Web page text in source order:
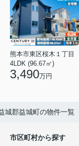
熊本市東区桜木１丁目
4LDK (96.67㎡)
3,490万円
城郡益城町の物件一覧
市区町村から探す